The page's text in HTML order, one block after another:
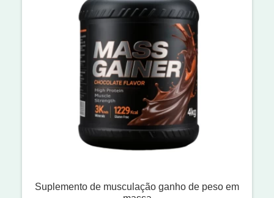
Suplemento de musculação ganho de peso em